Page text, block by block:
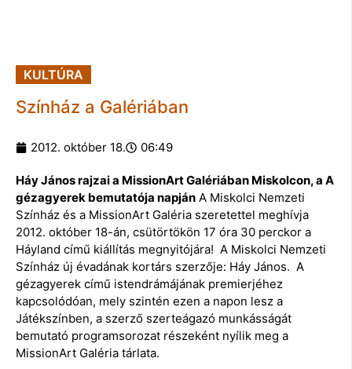
KULTÚRA
Színház a Galériában
2012. október 18. 06:49
Háy János rajzai a MissionArt Galériában Miskolcon, a A
gézagyerek bemutatója napján A Miskolci Nemzeti
Színház és a MissionArt Galéria szeretettel meghívja
2012. október 18-án, csütörtökön 17 óra 30 perckor a
Háyland című kiállítás megnyitójára! A Miskolci Nemzeti
Színház új évadának kortárs szerzője: Háy János. A
gézagyerek című istendrámájának premierjéhez
kapcsolódóan, mely szintén ezen a napon lesz a
Játékszínben, a szerző szerteágazó munkásságát
bemutató programsorozat részeként nyílik meg a
MissionArt Galéria tárlata.